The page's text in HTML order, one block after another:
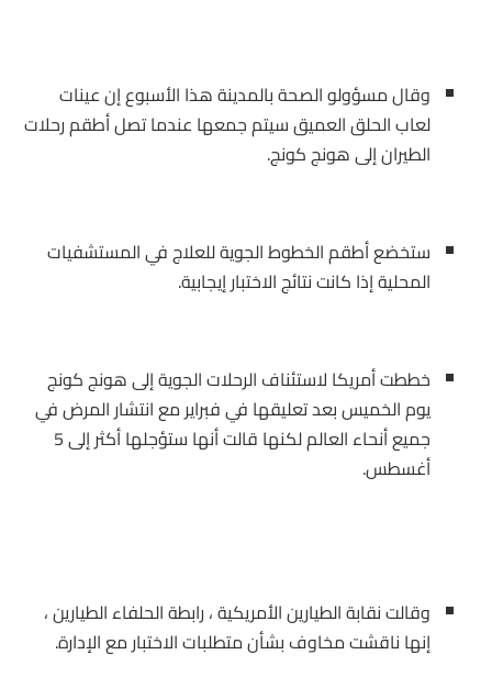
وقال مسؤولو الصحة بالمدينة هذا الأسبوع إن عينات
لعاب الحلق العميق سيتم جمعها عندما تصل أطقم رحلات
الطيران إلى هونج كونج.
ستخضع أطقم الخطوط الجوية للعلاج في المستشفيات
المحلية إذا كانت نتائج الاختبار إيجابية.
خططت أمريكا لاستئناف الرحلات الجوية إلى هونج كونج
يوم الخميس بعد تعليقها في فبراير مع انتشار المرض في
جميع أنحاء العالم لكنها قالت أنها ستؤجلها أكثر إلى 5
أغسطس.
وقالت نقابة الطيارين الأمريكية ، رابطة الحلفاء الطيارين ،
إنها ناقشت مخاوف بشأن متطلبات الاختبار مع الإدارة.